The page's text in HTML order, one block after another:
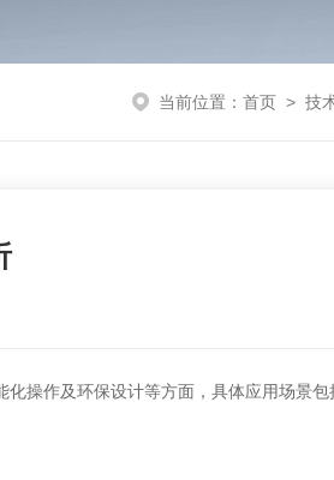
当前位置： 首页 > 技
作及环保设计等方面，具体应用场景包